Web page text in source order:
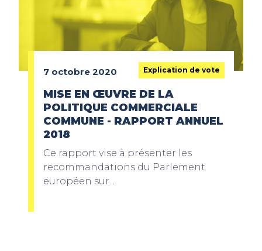
7 octobre 2020 Explication de vote
MISE EN ŒUVRE DE LA
POLITIQUE COMMERCIALE
COMMUNE - RAPPORT ANNUEL
2018
Ce rapport vise à présenter les
recommandations du Parlement
européen sur...